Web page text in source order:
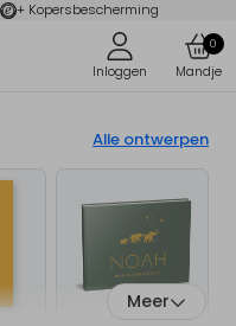
+ Kopersbescherming
0
Alle ontwerpen
Meer